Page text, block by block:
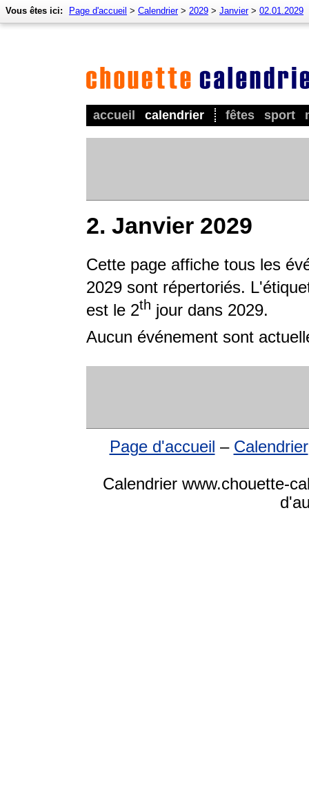
accueil calendrier fêtes sport
Vous êtes ici: Page d'accueil > Calendrier> 2029 > Janvier> 02.01.2029
2. Janvier 2029
Cette page affiche tous les
2029 sont répertoriés.
est le 2th jour dans 2029.
Aucun événement sont
Page d'accueil – Calendrier
Calendrier www.chouette-